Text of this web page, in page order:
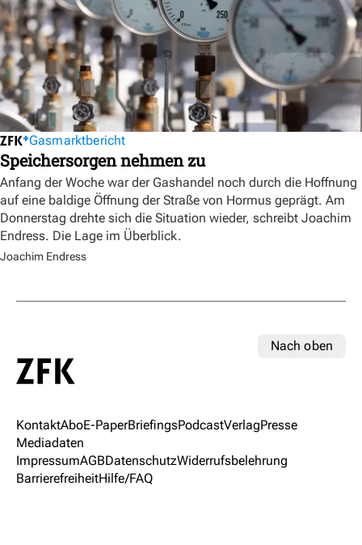
Gasmarktbericht
Speichersorgen nehmen zu
Anfang der Woche war der Gashandel noch durch die Hoffnung
auf eine baldige Öffnung der Straße von Hormus geprägt. Am
Donnerstag drehte sich die Situation wieder, schreibt Joachim
Endress. Die Lage im Überblick.
Joachim Endress
Nach oben
KontaktAboE-PaperBriefingsPodcastVerlagPresse
Mediadaten
ImpressumAGBDatenschutzWiderrufsbelehrung
BarrierefreiheitHilfe/FAQ